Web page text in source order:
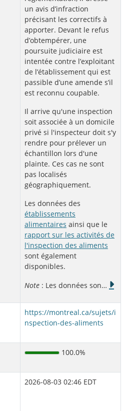
un avis d’infraction
précisant les correctifs à
apporter. Devant le refus
d’obtempérer, une
poursuite judiciaire est
intentée contre l’exploitant
de l’établissement qui est
passible d’une amende s’il
est reconnu coupable.
Il arrive qu'une inspection
soit associée à un domicile
privé si l'inspecteur doit s'y
rendre pour prélever un
échantillon lors d'une
plainte. Ces cas ne sont
pas localisés
géographiquement.
Les données des
établissements
alimentaires ainsi que le
rapport sur les activités de
l'inspection des aliments
sont également
disponibles.
Note : Les données son…
https://montreal.ca/sujets/i
nspection-des-aliments
100.0%
2026-08-03 02:46 EDT